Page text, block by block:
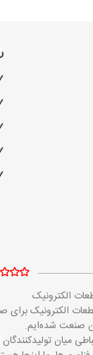
الکترونیک
تأمین قطعات
صنعت شده‌ایم.
میان